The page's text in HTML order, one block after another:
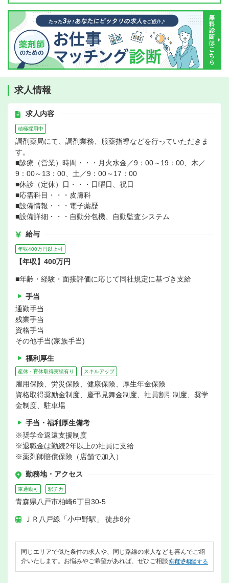
求人情報
求人内容
積極採用中
調剤薬局にて、調剤業務、服薬指導などを行っていただきま
す。
■診療（営業）時間・・・月火水金／9：00～19：00、木／
9：00～13：00、土／9：00～17：00
■休診（定休）日・・・日曜日、祝日
■応需科目・・・皮膚科
■設備情報・・・電子薬歴
■設備詳細・・・自動分包機、自動監査システム
給与
年収400万円以上可
【年収】400万円
■年齢・経験・面接評価に応じて同社規定に基づき支給
手当
通勤手当
残業手当
資格手当
その他手当(家族手当)
福利厚生
産休・育休取得実績有り スキルアップ
雇用保険、労災保険、健康保険、厚生年金保険
資格取得奨励金制度、慶弔見舞金制度、社員割引制度、奨学
金制度、駐車場
手当・福利厚生備考
※奨学金返還支援制度
※退職金は勤続2年以上の社員に支給
※薬剤師賠償保険（店舗で加入）
勤務地・アクセス
車通勤可 駅チカ
青森県八戸市柏崎6丁目30-5
ＪＲ八戸線「小中野駅」 徒歩8分
同じエリアで似た条件の求人や、同じ路線の求人なども喜んでご紹
介いたします。お悩みやご希望があれば、ぜひご相談ください。
無料で相談する